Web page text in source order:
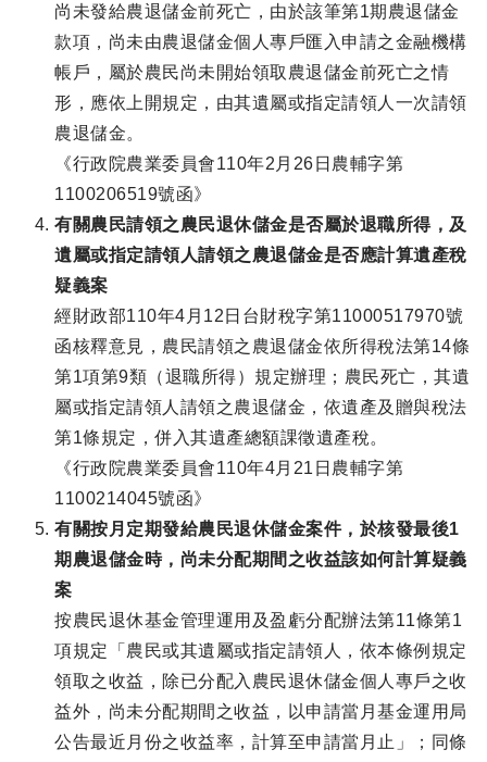
尚未發給農退儲金前死亡，由於該筆第1期農退儲金
款項，尚未由農退儲金個人專戶匯入申請之金融機構
帳戶，屬於農民尚未開始領取農退儲金前死亡之情
形，應依上開規定，由其遺屬或指定請領人一次請領
農退儲金。
《行政院農業委員會110年2月26日農輔字第
1100206519號函》
有關農民請領之農民退休儲金是否屬於退職所得，及
遺屬或指定請領人請領之農退儲金是否應計算遺產稅
疑義案
經財政部110年4月12日台財稅字第11000517970號
函核釋意見，農民請領之農退儲金依所得稅法第14條
第1項第9類（退職所得）規定辦理；農民死亡，其遺
屬或指定請領人請領之農退儲金，依遺產及贈與稅法
第1條規定，併入其遺產總額課徵遺產稅。
《行政院農業委員會110年4月21日農輔字第
1100214045號函》
有關按月定期發給農民退休儲金案件，於核發最後1
期農退儲金時，尚未分配期間之收益該如何計算疑義
案
按農民退休基金管理運用及盈虧分配辦法第11條第1
項規定「農民或其遺屬或指定請領人，依本條例規定
領取之收益，除已分配入農民退休儲金個人專戶之收
益外，尚未分配期間之收益，以申請當月基金運用局
公告最近月份之收益率，計算至申請當月止」；同條